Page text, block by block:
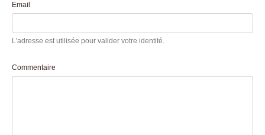
Email
L'adresse est utilisée pour valider votre identité.
Commentaire